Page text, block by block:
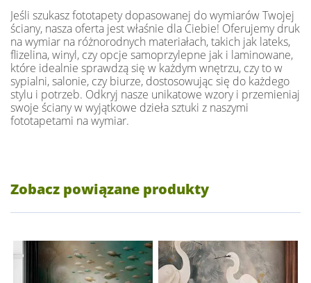
Jeśli szukasz fototapety dopasowanej do wymiarów Twojej
ściany, nasza oferta jest właśnie dla Ciebie! Oferujemy druk
na wymiar na różnorodnych materiałach, takich jak lateks,
flizelina, winyl, czy opcje samoprzylepne jak i laminowane,
które idealnie sprawdzą się w każdym wnętrzu, czy to w
sypialni, salonie, czy biurze, dostosowując się do każdego
stylu i potrzeb. Odkryj nasze unikatowe wzory i przemieniaj
swoje ściany w wyjątkowe dzieła sztuki z naszymi
fototapetami na wymiar.
Zobacz powiązane produkty